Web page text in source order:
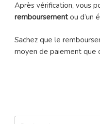
Après vérification, vous
remboursementou d’un
Sachez que le
moyen de paiement que